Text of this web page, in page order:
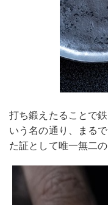
打ち鍛えたることで
いう名の通り、まる
た証として唯一無二の